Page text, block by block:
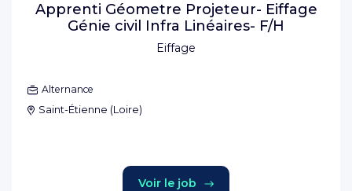
Eiffage
Apprenti Géometre Projeteur- Eiffage
Génie civil Infra Linéaires- F/H
Alternance
Saint-Étienne (Loire)
Voir le job